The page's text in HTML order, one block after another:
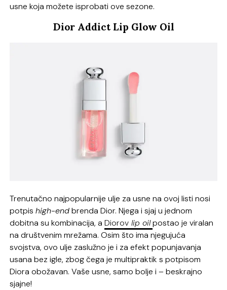
usne koja možete isprobati ove sezone.
Dior Addict Lip Glow Oil
Trenutačno najpopularnije ulje za usne na ovoj listi nosi
potpishigh-endbrenda Dior. Njega i sjaj u jednom
dobitna su kombinacija, aDiorov lip oilpostao je viralan
na društvenim mrežama. Osim što ima njegujuća
svojstva, ovo ulje zaslužno je i za efekt popunjavanja
usana bez igle, zbog čega je multipraktik s potpisom
Diora obožavan. Vaše usne, samo bolje i – beskrajno
sjajne!